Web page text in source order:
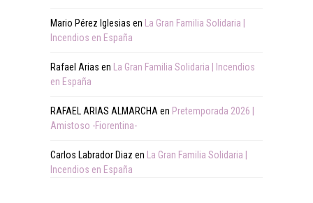
Mario Pérez Iglesias en
La Gran Familia Solidaria |
Incendios en España
Rafael Arias en
La Gran Familia Solidaria | Incendios
en España
RAFAEL ARIAS ALMARCHA en Pretemporada 2026 |
Amistoso -Fiorentina-
Carlos Labrador Diaz en
La Gran Familia Solidaria |
Incendios en España